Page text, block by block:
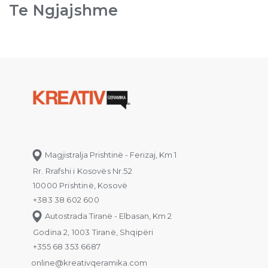
Te Ngjajshme
Magjistralja Prishtinë - Ferizaj, Km 1
Rr. Rrafshi i Kosovës Nr.52
10000 Prishtinë, Kosovë
+383 38 602 600
Autostrada Tiranë - Elbasan, Km 2
Godina 2, 1003 Tiranë, Shqipëri
+355 68 353 6687
online@kreativqeramika.com